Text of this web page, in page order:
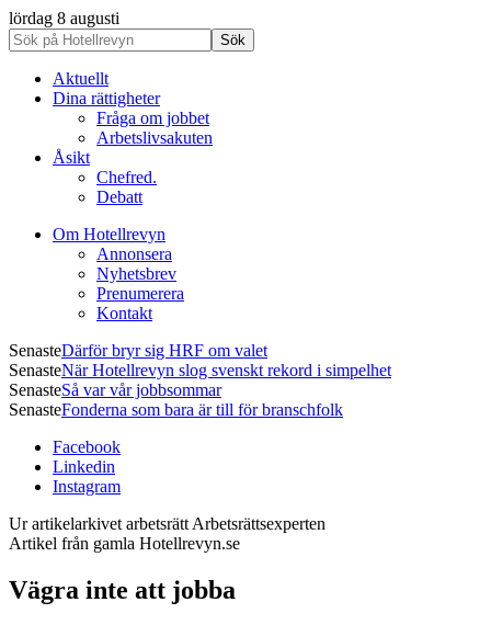
lördag 8 augusti
Aktuellt
Dina rättigheter
Fråga om jobbet
Arbetslivsakuten
Åsikt
Chefred.
Debatt
Om Hotellrevyn
Annonsera
Nyhetsbrev
Prenumerera
Kontakt
SenasteDärför bryr sig HRF om valet
SenasteNär Hotellrevyn slog svenskt rekord i simpelhet
SenasteSå var vår jobbsommar
SenasteFonderna som bara är till för branschfolk
Facebook
Linkedin
Instagram
Ur artikelarkivet arbetsrätt Arbetsrättsexperten
Artikel från gamla Hotellrevyn.se
Vägra inte att jobba